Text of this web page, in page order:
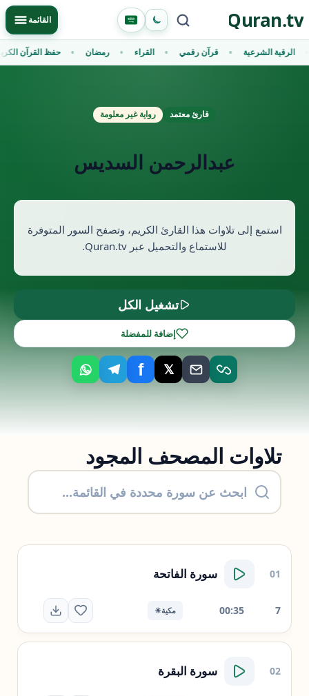
to
content
Quran.tv
Primary Menu
القائمة
حفظ القرآن رمضان القراء قرآن رقمي الرقية الشرعية
قارئ معتمد رواية غير معلومة
عبدالرحمن السديس
استمع إلى تلاوات هذا القارئ الكريم، وتصفح السور المتوفرة
للاستماع والتحميل عبر Quran.tv.
تشغيل الكل
إضافة للمفضلة
𝕏
f
تلاوات المصحف المجود
01 سورة الفاتحة
مكية☀ 7
00:35
02 سورة البقرة